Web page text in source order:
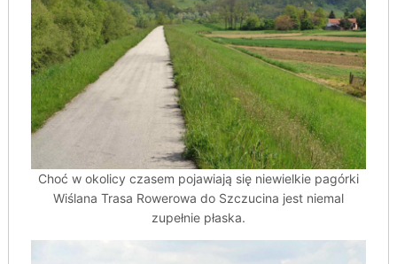
Choć w okolicy czasem pojawiają się niewielkie pagórki
Wiślana Trasa Rowerowa do Szczucina jest niemal
zupełnie płaska.